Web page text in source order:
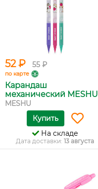
52 ₽ 55 ₽
по карте
Карандаш
механический MESHU
N...
MESHU
Купить
На складе
Дата доставки: 13 августа